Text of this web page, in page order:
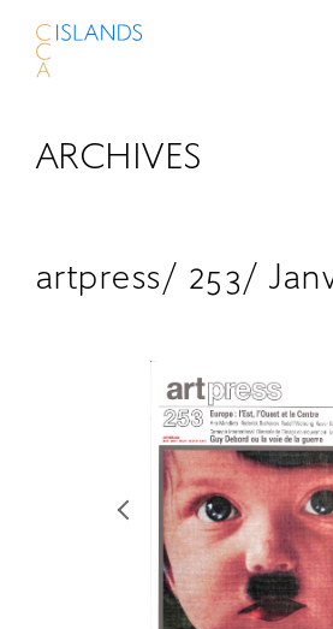
ABOUT
SCHOLARSHIP
コンサート
ARCHIVES
artpress/ 253/